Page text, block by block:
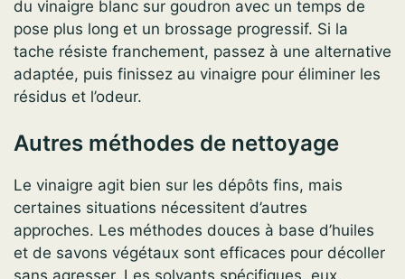
du vinaigre blanc sur goudron avec un temps de
pose plus long et un brossage progressif. Si la
tache résiste franchement, passez à une alternative
adaptée, puis finissez au vinaigre pour éliminer les
résidus et l’odeur.
Autres méthodes de nettoyage
Le vinaigre agit bien sur les dépôts fins, mais
certaines situations nécessitent d’autres
approches. Les méthodes douces à base d’huiles
et de savons végétaux sont efficaces pour décoller